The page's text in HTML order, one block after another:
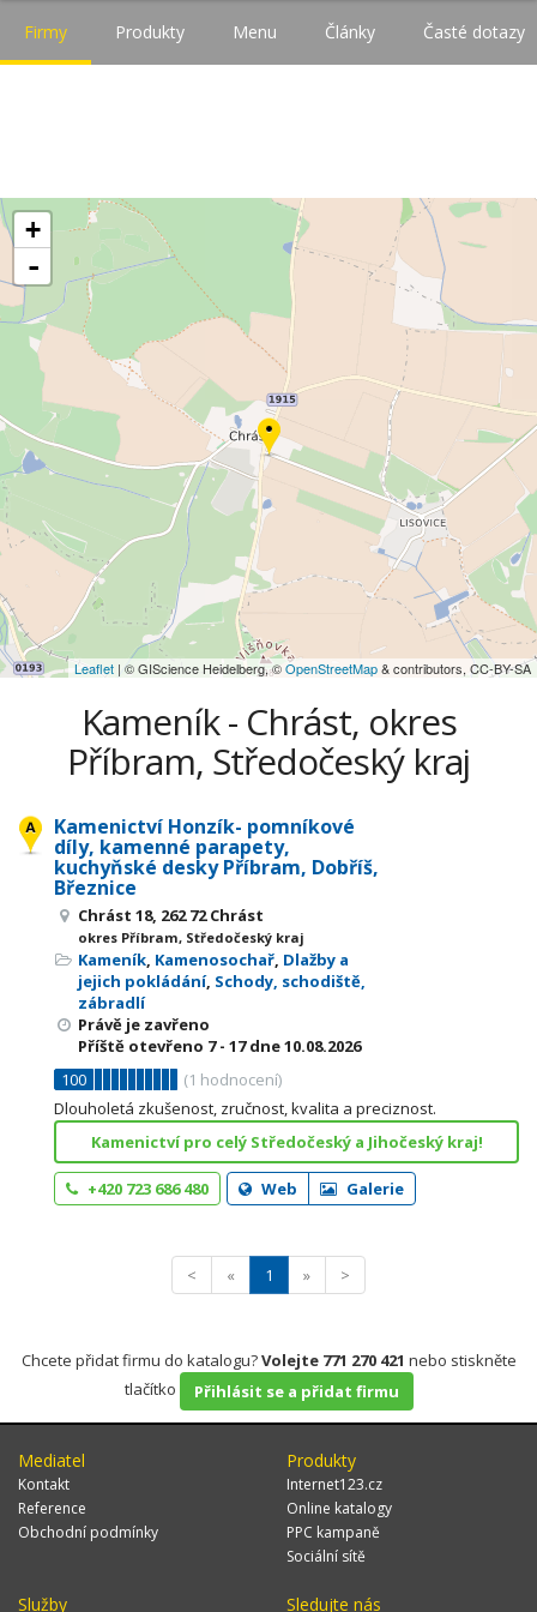
Firmy Produkty Menu Články Časté dotazy
+
-
Leaflet | © GIScience Heidelberg, ©OpenStreetMap& contributors, CC-BY-SA
Kameník - Chrást, okres
Příbram, Středočeský kraj
Kamenictví Honzík- pomníkové
díly, kamenné parapety,
kuchyňské desky Příbram, Dobříš,
Březnice
Chrást 18, 262 72 Chrást
okres Příbram, Středočeský kraj
Kameník, Kamenosochař, Dlažby a
jejich pokládání, Schody, schodiště,
zábradlí
Právě je zavřeno
Příště otevřeno 7 - 17dne 10.08.2026
100
(1 hodnocení)
Dlouholetá zkušenost, zručnost, kvalita a preciznost.
Kamenictví pro celý Středočeský a Jihočeský kraj!
+420 723 686 480 Web Galerie
< « 1 » >
Chcete přidat firmu do katalogu?Volejte 771 270 421 nebo stiskněte
tlačítko
Přihlásit se a přidat firmu
Mediatel
Kontakt
Reference
Obchodní podmínky
Produkty
Internet123.cz
Online katalogy
PPC kampaně
Sociální sítě
Služby Sledujte nás